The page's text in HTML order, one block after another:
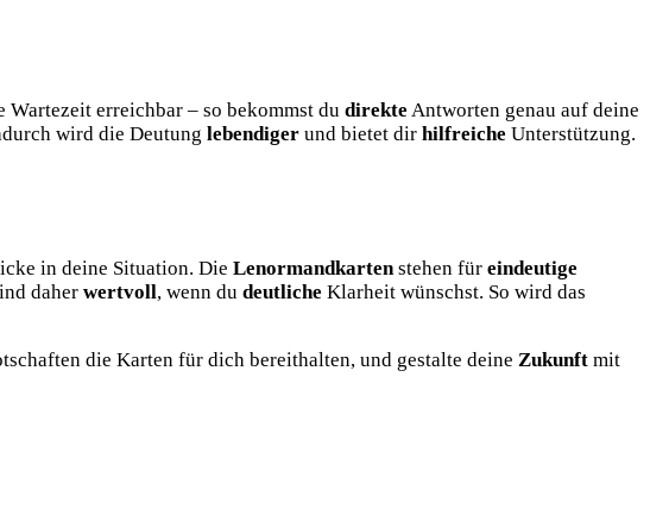
Wartezeit erreichbar – so bekommst du direkte Antworten genau auf deine
wird die Deutung lebendiger und bietet dir hilfreiche Unterstützung.
in deine Situation. Die Lenormandkarten stehen für eindeutige
daher wertvoll, wenn du deutliche Klarheit wünschst. So wird das
die Karten für dich bereithalten, und gestalte deine Zukunft mit